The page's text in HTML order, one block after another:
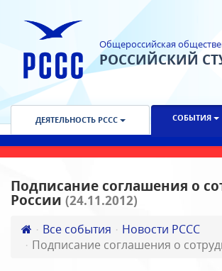
Общероссийская
РОССИЙСКИЙ
ДЕЯТЕЛЬНОСТЬ РССС СОБЫТИЯ
Подписание соглашения о
России (24.11.2012)
Все события
Новости РССС
Подписание соглашения о